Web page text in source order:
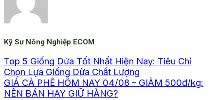
Kỹ Sư Nông Nghiệp ECOM
Top 5 Giống Dừa Tốt Nhất Hiện Nay: Tiêu Chí
Chọn Lựa Giống Dừa Chất Lượng
GIÁ CÀ PHÊ HÔM NAY 04/08 – GIẢM 500đ/kg:
NÊN BÁN HAY GIỮ HÀNG?